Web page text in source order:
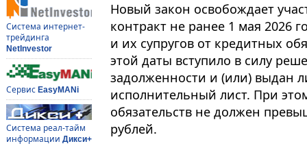
Система интернет-
трейдинга
NetInvestor
Сервис EasyMANi
Система реал-тайм
информации Дикси+
Новый закон освобождает
контракт не ранее 1 мая 2026
и их супругов от кредитных
этой даты вступило в силу
задолженности и (или) выдан
исполнительный лист. При
обязательств не должен
рублей.